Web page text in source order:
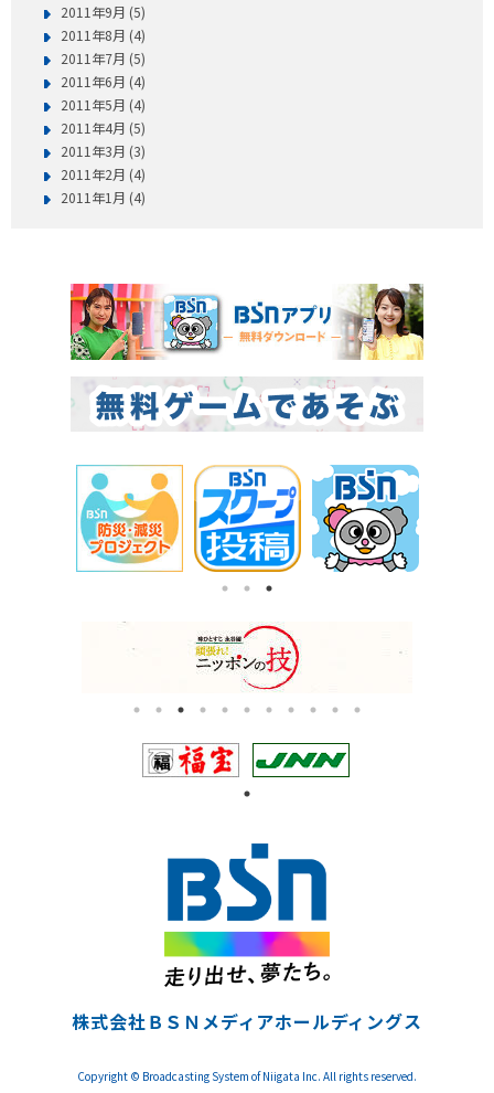
2011年9月 (5)
2011年8月 (4)
2011年7月 (5)
2011年6月 (4)
2011年5月 (4)
2011年4月 (5)
2011年3月 (3)
2011年2月 (4)
2011年1月 (4)
株式会社ＢＳＮメディアホールディングス
Copyright © Broadcasting System of Niigata Inc. All rights reserved.